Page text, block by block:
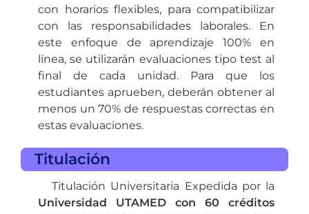
con horarios flexibles, para compatibilizar
con las responsabilidades laborales. En
este enfoque de aprendizaje 100% en
línea, se utilizarán evaluaciones tipo test al
final de cada unidad. Para que los
estudiantes aprueben, deberán obtener al
menos un 70% de respuestas correctas en
estas evaluaciones.
Titulación
Titulación Universitaria Expedida por la
Universidad UTAMED con 60 créditos